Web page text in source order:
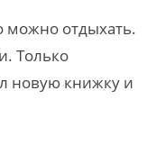
можно отдыхать.
Только
новую книжку и